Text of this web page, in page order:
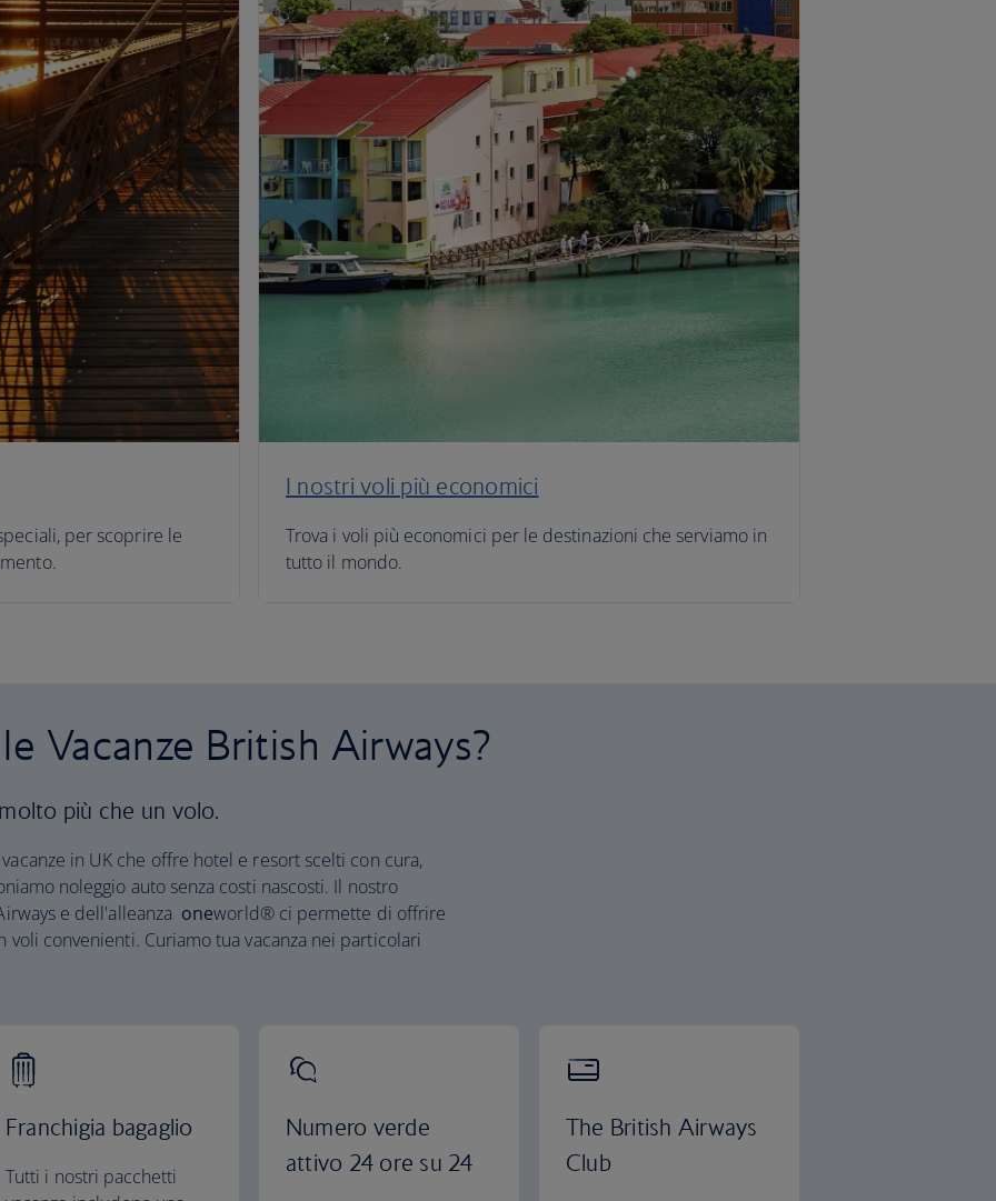
per scoprire le
I nostri voli più economici
Trova i voli più economici per le destinazioni che serviamo in
tutto il mondo.
Vacanze British Airways?
più che un volo.
in UK che offre hotel e resort scelti con cura,
noleggio auto senza costi nascosti. Il nostro
e dell'alleanza oneworld® ci permette di offrire
convenienti. Curiamo tua vacanza nei particolari
Franchigia bagaglio
Tutti i nostri pacchetti
Numero verde
attivo 24 ore su 24
The British Airways
Club